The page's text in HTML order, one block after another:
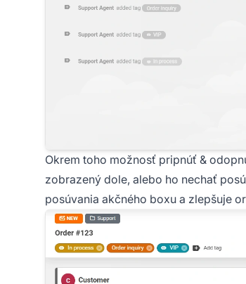
Okrem toho možnosť pripnúť &
zobrazený dole, alebo ho nechať
posúvania akčného boxu a zlepšuje